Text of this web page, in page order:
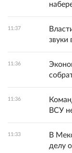
11:37
звуки
11:36
11:36
ВСУ
11:33
В
делу